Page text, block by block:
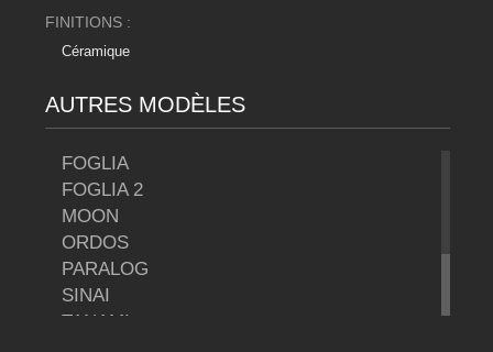
FINITIONS :
Céramique
AUTRES MODÈLES
FOGLIA
FOGLIA 2
MOON
ORDOS
PARALOG
SINAI
TANAMI